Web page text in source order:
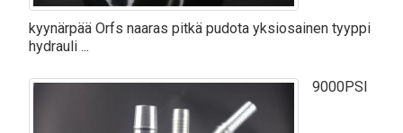
kyynärpää Orfs naaras pitkä pudota yksiosainen tyyppi
hydrauli ...
9000PSI